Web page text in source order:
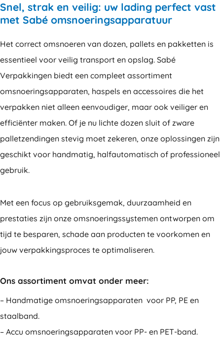
Snel, strak en veilig: uw lading perfect vast
met Sabé omsnoeringsapparatuur
Het correct omsnoeren van dozen, pallets en pakketten is
essentieel voor veilig transport en opslag. Sabé
Verpakkingen biedt een compleet assortiment
omsnoeringsapparaten, haspels en accessoires die het
verpakken niet alleen eenvoudiger, maar ook veiliger en
efficiënter maken. Of je nu lichte dozen sluit of zware
palletzendingen stevig moet zekeren, onze oplossingen zijn
geschikt voor handmatig, halfautomatisch of professioneel
gebruik.
Met een focus op gebruiksgemak, duurzaamheid en
prestaties zijn onze omsnoeringssystemen ontworpen om
tijd te besparen, schade aan producten te voorkomen en
jouw verpakkingsproces te optimaliseren.
Ons assortiment omvat onder meer:
– Handmatige omsnoeringsapparaten voor PP, PE en
staalband.
– Accu omsnoeringsapparaten voor PP- en PET-band.